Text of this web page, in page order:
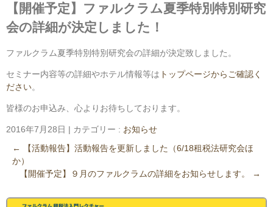
【開催予定】ファルクラム夏季特別特別研究
会の詳細が決定しました！
ファルクラム夏季特別特別研究会の詳細が決定致しました。
セミナー内容等の詳細やホテル情報等は トップページからご確認く
ださい。
皆様のお申込み、心よりお待ちしております。
2016年7月28日 | カテゴリー : お知らせ
←
【活動報告】活動報告を更新しました（6/18租税法研究会ほ
か）
【開催予定】９月のファルクラムの詳細をお知らせします。
→